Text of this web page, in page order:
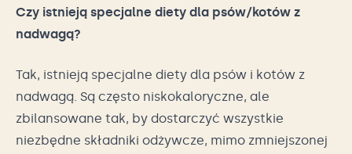
Czy istnieją specjalne diety dla psów/kotów z
nadwagą?
Tak, istnieją specjalne diety dla psów i kotów z
nadwagą. Są często niskokaloryczne, ale
zbilansowane tak, by dostarczyć wszystkie
niezbędne składniki odżywcze, mimo zmniejszonej